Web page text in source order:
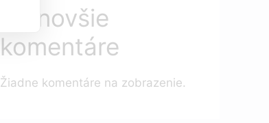
Najnovšie
komentáre
Žiadne komentáre na zobrazenie.